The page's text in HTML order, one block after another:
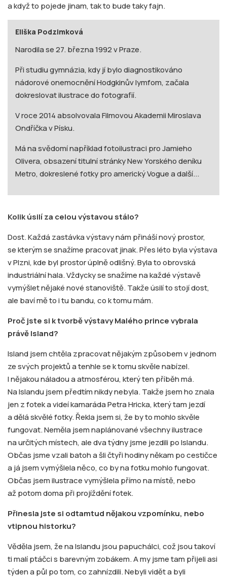
a když to pojede jinam, tak to bude taky fajn.
Eliška Podzimková
Narodila se 27. března 1992 v Praze.
Při studiu gymnázia, kdy jí bylo diagnostikováno
nádorové onemocnění Hodgkinův lymfom, začala
dokreslovat ilustrace do fotografií.
V roce 2014 absolvovala Filmovou Akademii Miroslava
Ondříčka v Písku.
Má na svědomí například fotoilustraci pro Jamieho
Olivera, obsazení titulní stránky New Yorského deníku
Metro, dokreslené fotky pro americký Vogue a další...
Kolik úsilí za celou výstavou stálo?
Dost. Každá zastávka výstavy nám přináší nový prostor,
se kterým se snažíme pracovat jinak. Přes léto byla výstava
v Plzni, kde byl prostor úplně odlišný. Byla to obrovská
industriální hala. Vždycky se snažíme na každé výstavě
vymýšlet nějaké nové stanoviště. Takže úsilí to stojí dost,
ale baví mě to i tu bandu, co k tomu mám.
Proč jste si k tvorbě výstavy Malého prince vybrala
právě Island?
Island jsem chtěla zpracovat nějakým způsobem v jednom
ze svých projektů a tenhle se k tomu skvěle nabízel.
I nějakou náladou a atmosférou, který ten příběh má.
Na Islandu jsem předtím nikdy nebyla. Takže jsem ho znala
jen z fotek a videí kamaráda Petra Hricka, který tam jezdí
a dělá skvělé fotky. Řekla jsem si, že by to mohlo skvěle
fungovat. Neměla jsem naplánované všechny ilustrace
na určitých místech, ale dva týdny jsme jezdili po Islandu.
Občas jsme vzali batoh a šli čtyři hodiny někam po cestičce
a já jsem vymýšlela něco, co by na fotku mohlo fungovat.
Občas jsem ilustrace vymýšlela přímo na místě, nebo
až potom doma při projíždění fotek.
Přinesla jste si odtamtud nějakou vzpomínku, nebo
vtipnou historku?
Věděla jsem, že na Islandu jsou papuchálci, což jsou takoví
ti malí ptáčci s barevným zobákem. A my jsme tam přijeli asi
týden a půl po tom, co zahnízdili. Nebyli vidět a byli